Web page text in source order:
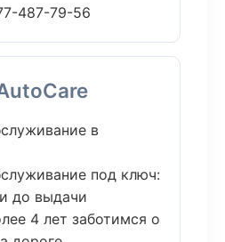
487-79-56
в
под ключ:
до выдачи
4 лет заботимся о